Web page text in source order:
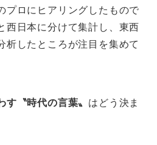
プロにヒアリング したもので
西日本に分けて集計し、東西
析したところが注目を集めて
〝時代の言葉〟 はどう決ま